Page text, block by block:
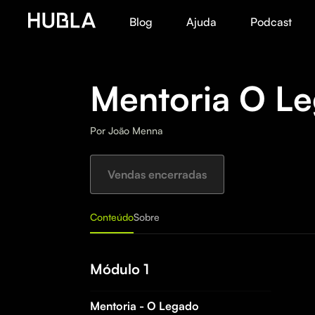
Blog Ajuda Podcast
Mentoria O
Por João Menna
Vendas encerradas
ConteúdoSobre
Módulo 1
Mentoria - O Legado